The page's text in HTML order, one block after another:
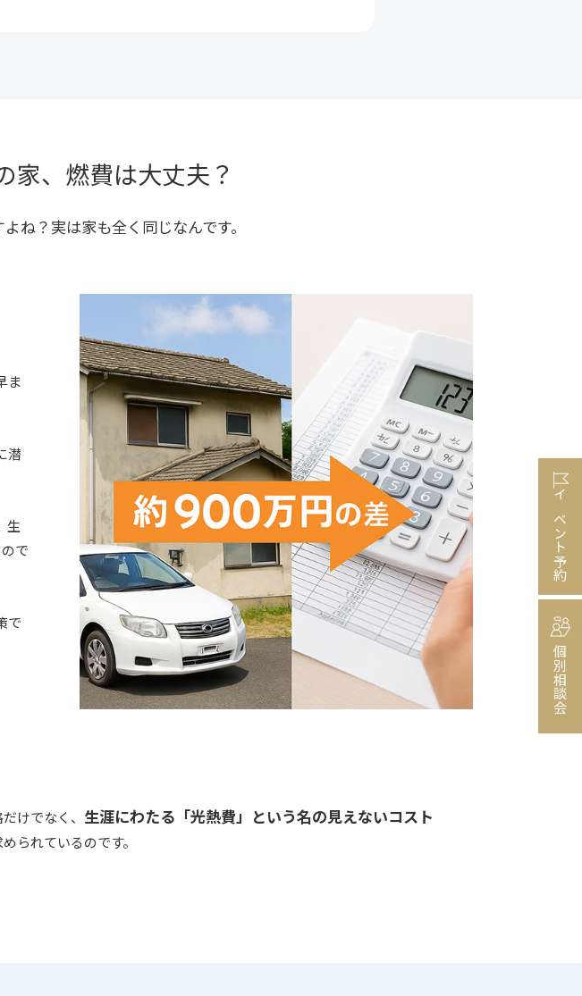
家、燃費は大丈夫？
ね？実は家も全く同じなんです。
ま
潜
生
で
で
けでなく、 生涯にわたる「光熱費」という名の見えないコスト
られているのです。
イベント予約
個別相談会